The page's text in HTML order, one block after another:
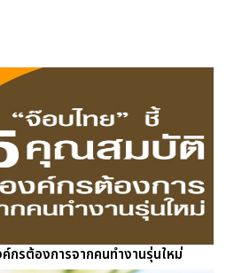
รต้องการจากคนทำงานรุ่นใหม่